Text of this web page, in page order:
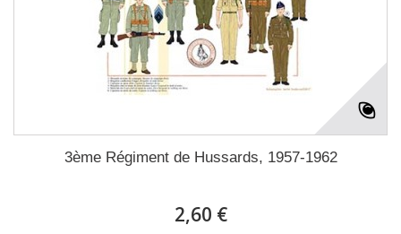
3ème Régiment de Hussards, 1957-1962
2,60 €